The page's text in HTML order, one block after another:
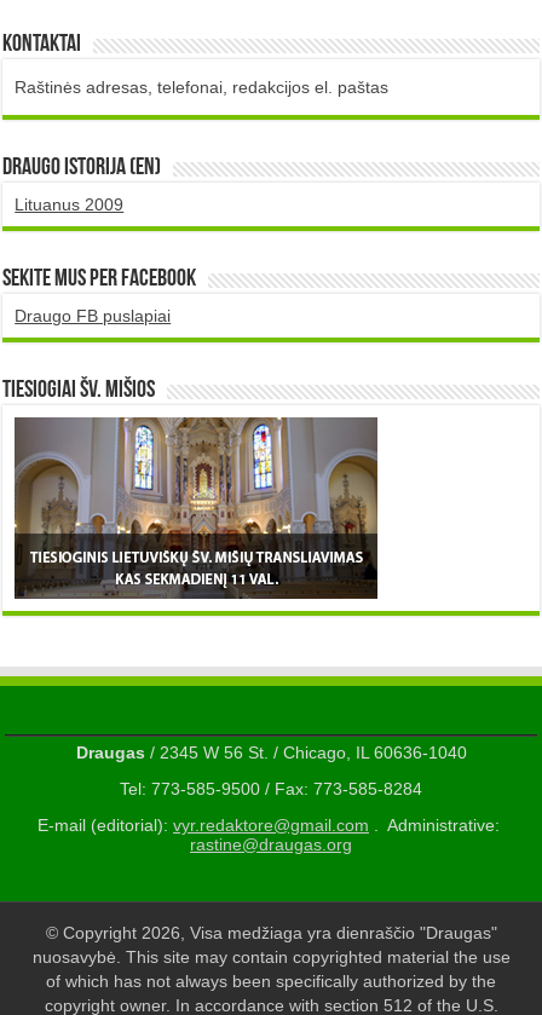
Kontaktai
Raštinės adresas, telefonai, redakcijos el. paštas
DRAUGO istorija (EN)
Lituanus 2009
Sekite mus per Facebook
Draugo FB puslapiai
TIESIOGIAI šv. MIŠIOS
Draugas/ 2345 W 56 St. / Chicago, IL 60636-1040
Tel: 773-585-9500 / Fax: 773-585-8284
E-mail (editorial): vyr.redaktore@gmail.com . Administrative:
rastine@draugas.org
© Copyright 2026, Visa medžiaga yra dienraščio "Draugas"
nuosavybė. This site may contain copyrighted material the use
of which has not always been specifically authorized by the
copyright owner. In accordance with section 512 of the U.S.